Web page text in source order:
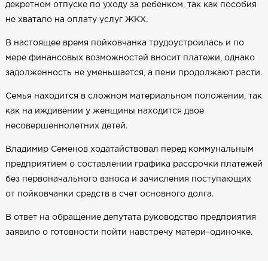
декретном отпуске по уходу за ребенком, так как пособия
не хватало на оплату услуг ЖКХ.
В настоящее время пойковчанка трудоустроилась и по
мере финансовых возможностей вносит платежи, однако
задолженность не уменьшается, а пени продолжают расти.
Семья находится в сложном материальном положении, так
как на иждивении у женщины находится двое
несовершеннолетних детей.
Владимир Семенов ходатайствовал перед коммунальным
предприятием о составлении графика рассрочки платежей
без первоначального взноса и зачисления поступающих
от пойковчанки средств в счет основного долга.
В ответ на обращение депутата руководство предприятия
заявило о готовности пойти навстречу матери–одиночке.